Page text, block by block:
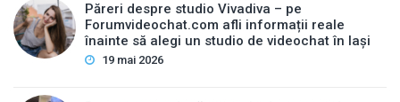
Păreri despre studio Vivadiva – pe
Forumvideochat.com afli informații reale
înainte să alegi un studio de videochat în Iași
19 mai 2026